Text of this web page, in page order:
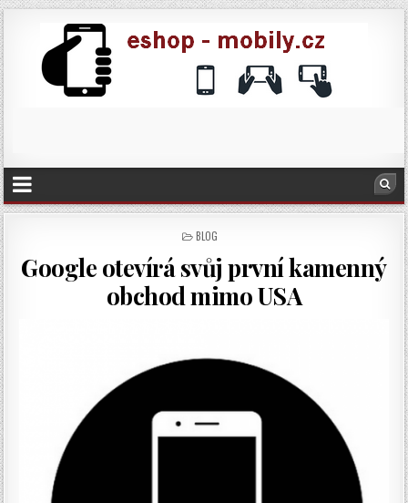
POSTED
BLOG
Google otevírá svůj první kamenný
obchod mimo USA